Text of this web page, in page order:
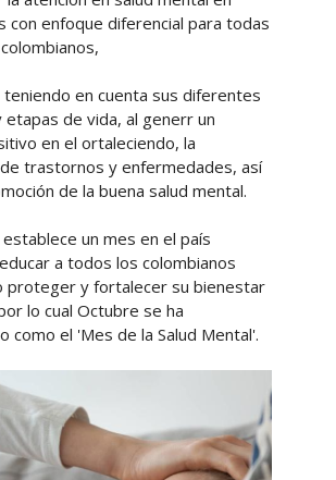
con enfoque diferencial para todas
en cuenta sus diferentes
de vida, al generr un
en el ortaleciendo, la
trastornos y enfermedades, así
de la buena salud mental.
un mes en el país
a todos los colombianos
proteger y fortalecer su bienestar
lo cual Octubre se ha
como el 'Mes de la Salud Mental'.